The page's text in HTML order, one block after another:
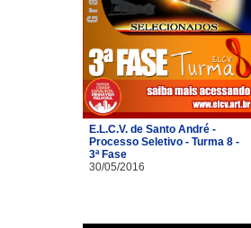
E.L.C.V. de Santo André -
Processo Seletivo - Turma 8 -
3ª Fase
30/05/2016